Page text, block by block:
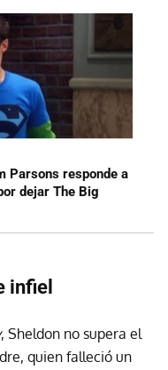
Parsons responde a
dejar The Big
infiel
, Sheldon no supera el
quien falleció un